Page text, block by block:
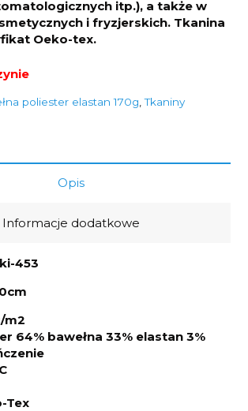
itp.), a także w
i fryzjerskich. Tkanina
Oeko-tex.
poliester elastan 170g ,Tkaniny
Opis
Informacje dodatkowe
453
m2
64% bawełna 33% elastan 3%
Tex